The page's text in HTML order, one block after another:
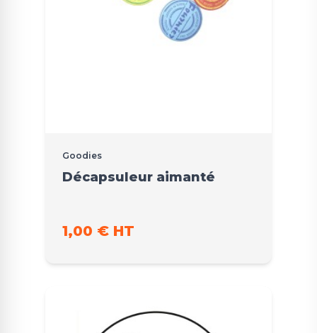
Goodies
Décapsuleur aimanté
1,00 € HT